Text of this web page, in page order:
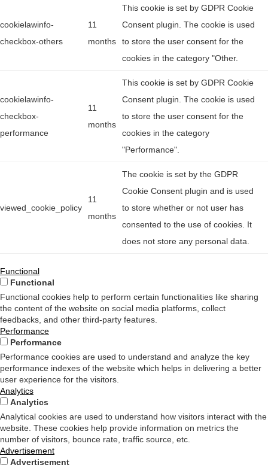
cookielawinfo-
checkbox-others
11
months
This cookie is set by GDPR Cookie
Consent plugin. The cookie is used
to store the user consent for the
cookies in the category "Other.
cookielawinfo-
checkbox-
performance
11
months
This cookie is set by GDPR Cookie
Consent plugin. The cookie is used
to store the user consent for the
cookies in the category
"Performance".
viewed_cookie_policy
11
months
The cookie is set by the GDPR
Cookie Consent plugin and is used
to store whether or not user has
consented to the use of cookies. It
does not store any personal data.
Functional
Functional
Functional cookies help to perform certain functionalities like sharing
the content of the website on social media platforms, collect
feedbacks, and other third-party features.
Performance
Performance
Performance cookies are used to understand and analyze the key
performance indexes of the website which helps in delivering a better
user experience for the visitors.
Analytics
Analytics
Analytical cookies are used to understand how visitors interact with the
website. These cookies help provide information on metrics the
number of visitors, bounce rate, traffic source, etc.
Advertisement
Advertisement